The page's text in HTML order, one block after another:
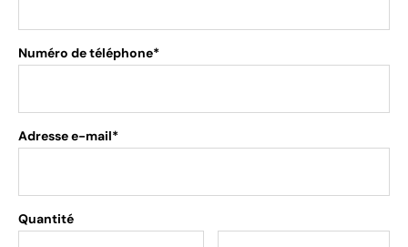
Numéro de téléphone*
Adresse e-mail*
Quantité